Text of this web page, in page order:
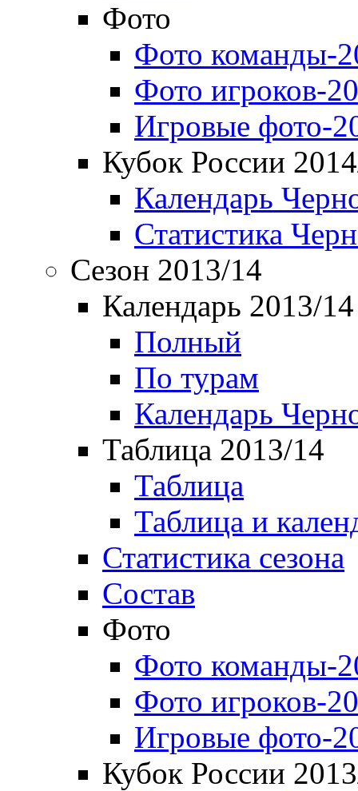
Фото
Фото команды-
Фото игроков-
Игровые фото-
Кубок России
Календарь
Статистика
Сезон 2013/14
Календарь 2013/14
Полный
По турам
Календарь
Таблица 2013/14
Таблица
Таблица и
Статистика сезона
Состав
Фото
Фото команды-
Фото игроков-
Игровые фото-
Кубок России